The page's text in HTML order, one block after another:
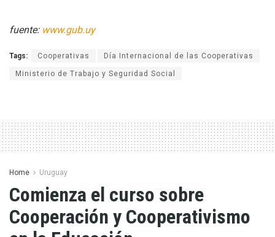
fuente: www.gub.uy
Tags: Cooperativas Día Internacional de las Cooperativas
Ministerio de Trabajo y Seguridad Social
Home Uruguay
Comienza el curso sobre
Cooperación y Cooperativismo